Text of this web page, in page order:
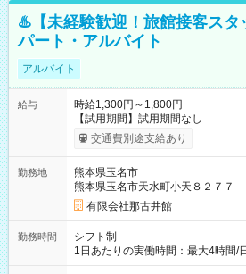
♨️【未経験歓迎！旅館接客スタ
パート・アルバイト
アルバイト
給与
時給1,300円～1,800円
【試用期間】試用期間なし
交通費別途支給あり
勤務地
熊本県玉名市
熊本県玉名市天水町小天８２７７
有限会社那古井館
勤務時間
シフト制
1日あたりの実働時間：最大4時間/
します。